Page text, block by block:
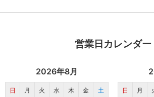
取付方法説明書や埋木などの同梱品
同梱品が必要な場合は、「※業者様
ない商品をご購入ください。
営業日カレンダー
2026年8月
日 月 火 水 木 金
土
日 月